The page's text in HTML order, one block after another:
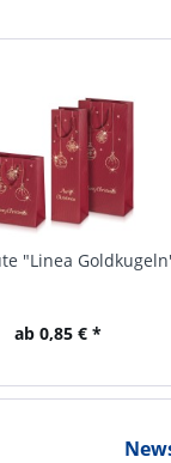
"Linea
ab 0,85 € *